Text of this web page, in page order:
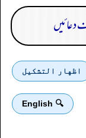
دعائیں
اظهار التشكيل
🔍 English